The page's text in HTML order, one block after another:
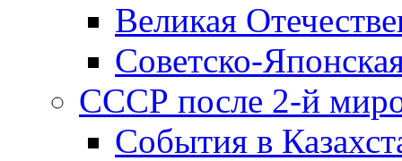
Великая
Советско-
СССР после 2-й
События в